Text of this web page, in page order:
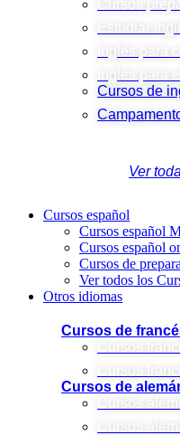
Cursos
Estudiar
Inglés para
Inglés para
Cursos de
Ver
Cursos español
Cursos español
Cursos español
Cursos de
Ver todos los
Otros idiomas
Cursos de
Cursos
Cursos de
Cursos
Cursos